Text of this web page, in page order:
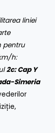
liniei
pentru
h:
2c: Cap Y
Simeria